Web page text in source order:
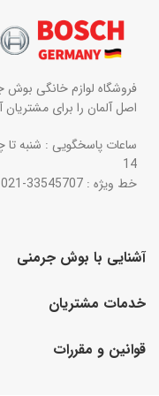
فروشگاه لوازم خانگی
اصل آلمان را برای
14
خط ویژه : 33545707-021
آشنایی با بوش جرمنی
خدمات مشتریان
قوانین و مقررات